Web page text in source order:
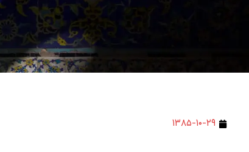
۱۳۸۵-۱۰-۲۹